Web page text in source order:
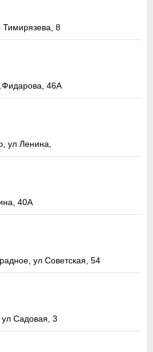
Тимирязева, 8
46А
ул Ленина,
40А
ул Советская, 54
ул Садовая, 3